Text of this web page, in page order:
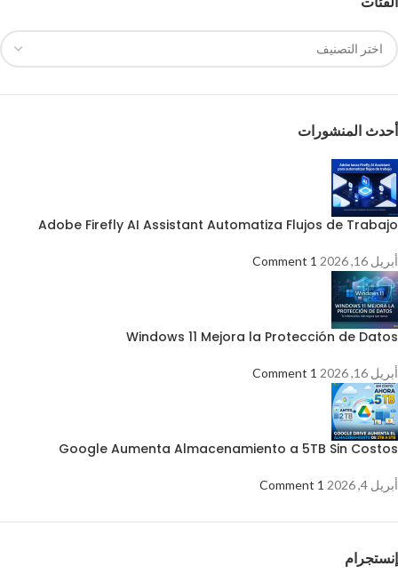
أحدث المنشورات
Adobe Firefly AI Assistant Automatiza Flujos de Trabajo
أبريل 16, 2026 1 Comment
Windows 11 Mejora la Protección de Datos
أبريل 16, 2026 1 Comment
Google Aumenta Almacenamiento a 5TB Sin Costos
أبريل 4, 2026 1 Comment
إنستجرام